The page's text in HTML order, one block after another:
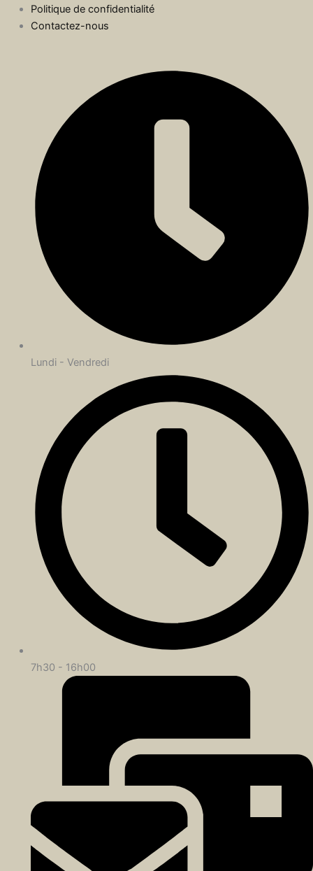
Politique de confidentialité
Contactez-nous
Lundi - Vendredi
7h30 - 16h00